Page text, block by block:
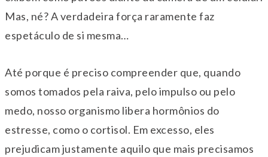
Mas, né? A verdadeira força raramente faz
espetáculo de si mesma…
Até porque é preciso compreender que, quando
somos tomados pela raiva, pelo impulso ou pelo
medo, nosso organismo libera hormônios do
estresse, como o cortisol. Em excesso, eles
prejudicam justamente aquilo que mais precisamos